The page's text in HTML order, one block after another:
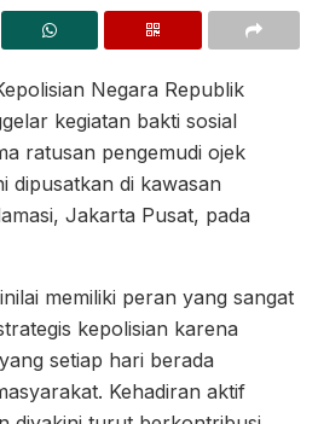
Negara Republik
kegiatan bakti sosial
ratusan pengemudi ojek
dipusatkan di kawasan
Jakarta Pusat, pada
memiliki peran yang sangat
kepolisian karena
setiap hari berada
Kehadiran aktif